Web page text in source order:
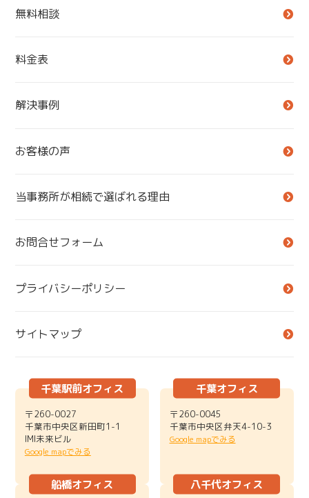
無料相談
料金表
解決事例
お客様の声
当事務所が相続で選ばれる理由
お問合せフォーム
プライバシーポリシー
サイトマップ
千葉駅前オフィス
〒260-0027
千葉市中央区新田町1-1
IMI未来ビル
Google mapでみる
千葉オフィス
〒260-0045
千葉市中央区弁天4-10-3
Google mapでみる
船橋オフィス 八千代オフィス